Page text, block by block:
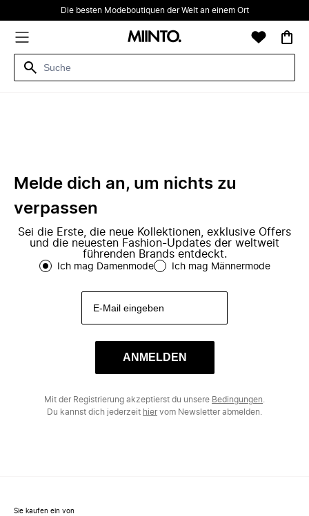
Die besten Modeboutiquen der Welt an einem Ort
Melde dich an, um nichts zu
verpassen
Sei die Erste, die neue Kollektionen, exklusive Offers
und die neuesten Fashion-Updates der weltweit
führenden Brands entdeckt.
Ich mag Damenmode Ich mag Männermode
ANMELDEN
Mit der Registrierung akzeptierst du unsere Bedingungen
Du kannst dich jederzeit hiervom Newsletter abmelden.
Sie kaufen ein von